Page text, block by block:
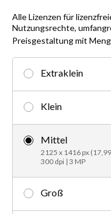
Alle Lizenzen für
Nutzungsrechte,
Preisgestaltung mit
Extraklein
Klein
Mittel
2125 x 1416 px
300 dpi | 3 MP
Groß